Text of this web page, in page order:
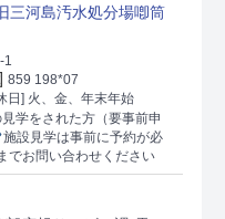
三河島汚水処分場喞筒
1
859 198*07
日] 火、金、年末年始
学をされた方（要事前申
施設見学は事前に予約が必
でお問い合わせください